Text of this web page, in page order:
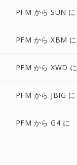
PFM から SUN に
PFM から XBM に
PFM から XWD に
PFM から JBIG に
PFM から G4 に